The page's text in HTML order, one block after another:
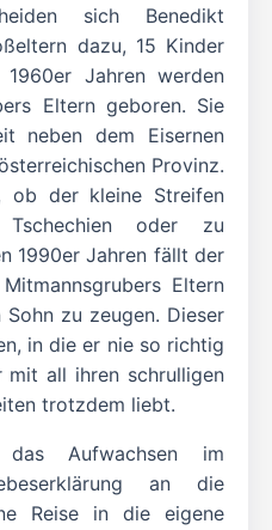
sich Benedikt
dazu, 15 Kinder
Jahren werden
Eltern geboren. Sie
neben dem Eisernen
Provinz.
ob der kleine Streifen
oder zu
1990er Jahren fällt der
Eltern
zu zeugen. Dieser
in die er nie so richtig
mit all ihren schrulligen
trotzdem liebt.
Aufwachsen im
an die
Reise in die eigene